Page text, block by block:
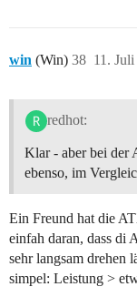
win (Win) 11.
38
redhot:
Klar - aber bei der
ebenso, im
Ein Freund hat die
einfah daran, dass di
sehr langsam drehen
simpel: Leistung >